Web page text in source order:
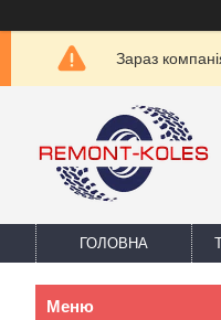
Зараз
ГОЛОВНА